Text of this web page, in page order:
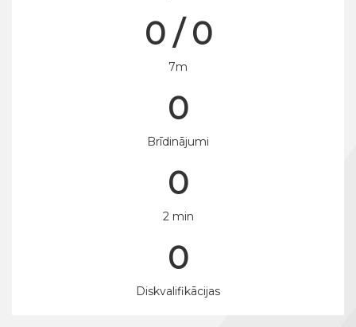
0 / 0
7m
0
Brīdinājumi
0
2 min
0
Diskvalifikācijas